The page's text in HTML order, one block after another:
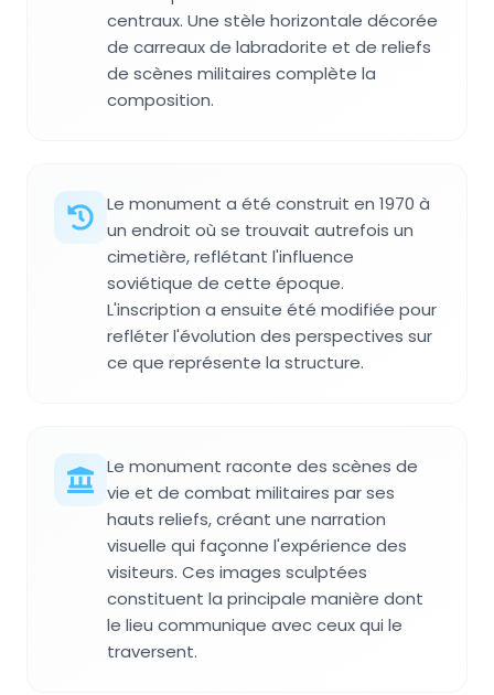
centraux. Une stèle horizontale décorée
de carreaux de labradorite et de reliefs
de scènes militaires complète la
composition.
Le monument a été construit en 1970 à
un endroit où se trouvait autrefois un
cimetière, reflétant l'influence
soviétique de cette époque.
L'inscription a ensuite été modifiée pour
refléter l'évolution des perspectives sur
ce que représente la structure.
Le monument raconte des scènes de
vie et de combat militaires par ses
hauts reliefs, créant une narration
visuelle qui façonne l'expérience des
visiteurs. Ces images sculptées
constituent la principale manière dont
le lieu communique avec ceux qui le
traversent.